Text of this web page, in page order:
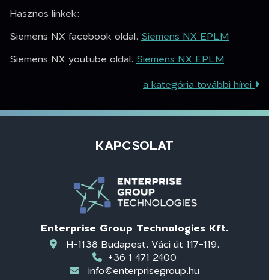
Hasznos linkek:
Siemens NX facebook oldal: Siemens NX EPLM
Siemens NX youtube oldal: Siemens NX EPLM
a kategória további hírei
KAPCSOLAT
Enterprise Group Technologies Kft.
H-1138 Budapest, Váci út 117-119.
+36 1 471 2400
info@enterprisegroup.hu